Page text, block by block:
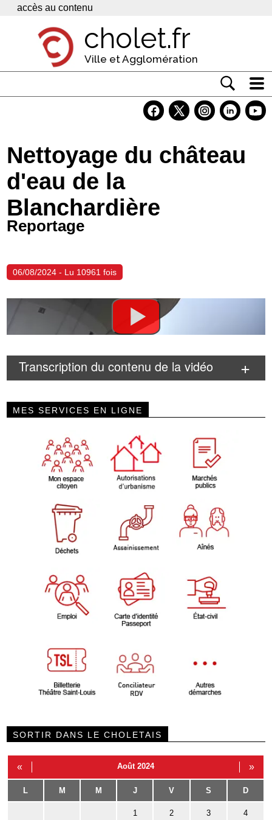
Panneau de gestion des cookies
accès au contenu
cholet.fr
Ville et Agglomération
Economie
Services
Contacts
Nettoyage du château
d'eau de la
Blanchardière
Reportage
06/08/2024 - Lu 10961 fois
Transcription du contenu de la vidéo
MES SERVICES EN LIGNE
SORTIR DANS LE CHOLETAIS
« Août 2024 »
L M M J V S D
1 2 3 4